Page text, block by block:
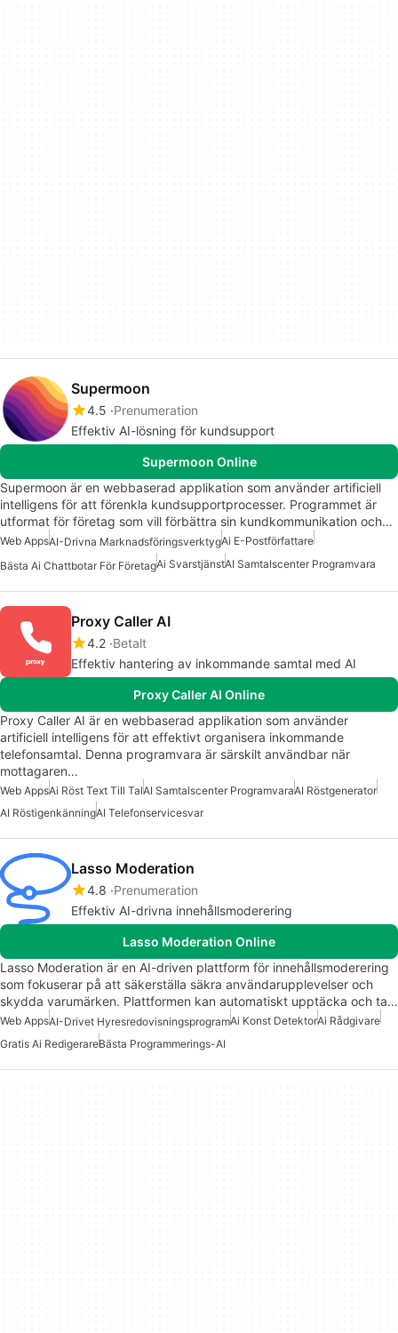
Supermoon
4.5 Prenumeration
Effektiv AI-lösning för kundsupport
Supermoon Online
Supermoon är en webbaserad applikation som använder artificiell
intelligens för att förenkla kundsupportprocesser. Programmet är
utformat för företag som vill förbättra sin kundkommunikation och…
Web AppsAI-Drivna MarknadsföringsverktygAi E-Postförfattare
Bästa Ai Chattbotar För FöretagAi SvarstjänstAI Samtalscenter Programvara
Proxy Caller AI
4.2 Betalt
Effektiv hantering av inkommande samtal med AI
Proxy Caller AI Online
Proxy Caller AI är en webbaserad applikation som använder
artificiell intelligens för att effektivt organisera inkommande
telefonsamtal. Denna programvara är särskilt användbar när
mottagaren…
Web AppsAi Röst Text Till TalAI Samtalscenter ProgramvaraAI Röstgenerator
AI RöstigenkänningAI Telefonservicesvar
Lasso Moderation
4.8 Prenumeration
Effektiv AI-drivna innehållsmoderering
Lasso Moderation Online
Lasso Moderation är en AI-driven plattform för innehållsmoderering
som fokuserar på att säkerställa säkra användarupplevelser och
skydda varumärken. Plattformen kan automatiskt upptäcka och ta…
Web AppsAI-Drivet HyresredovisningsprogramAi Konst DetektorAi Rådgivare
Gratis Ai RedigerareBästa Programmerings-AI